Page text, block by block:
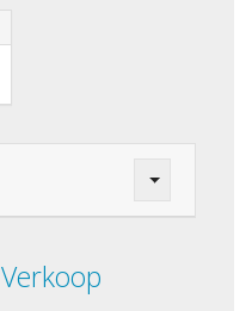
Verkoop